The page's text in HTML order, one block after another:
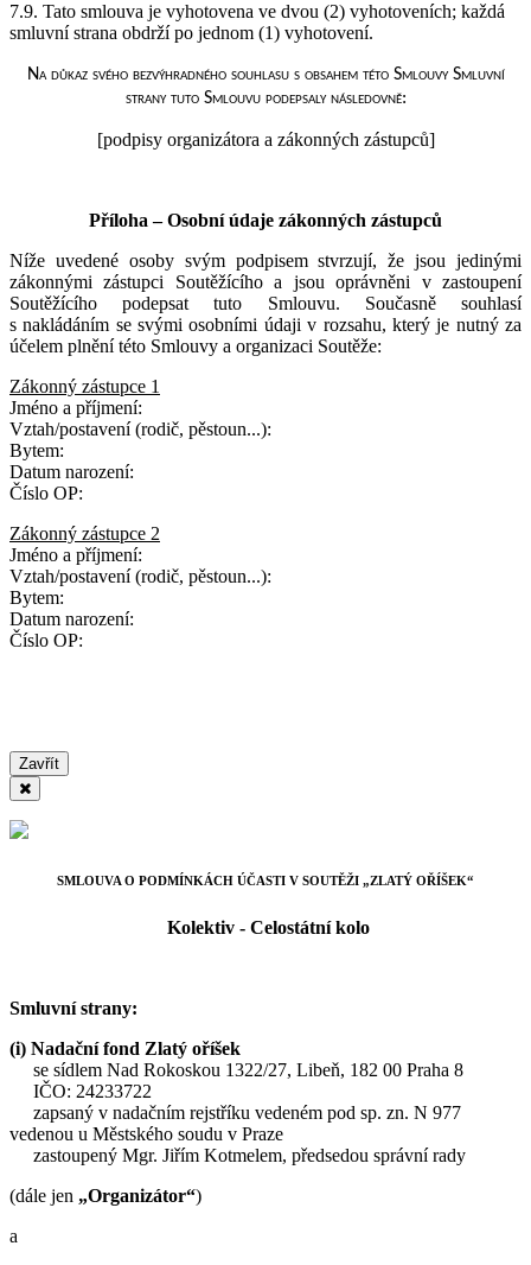
7.9. Tato smlouva je vyhotovena ve dvou (2) vyhotoveních; každá
smluvní strana obdrží po jednom (1) vyhotovení.
Na důkaz svého bezvýhradného souhlasu s obsahem této Smlouvy Smluvní
strany tuto Smlouvu podepsaly následovně:
[podpisy organizátora a zákonných zástupců]
Příloha – Osobní údaje zákonných zástupců
Níže uvedené osoby svým podpisem stvrzují, že jsou jedinými
zákonnými zástupci Soutěžícího a jsou oprávněni v zastoupení
Soutěžícího podepsat tuto Smlouvu. Současně souhlasí
s nakládáním se svými osobními údaji v rozsahu, který je nutný za
účelem plnění této Smlouvy a organizaci Soutěže:
Zákonný zástupce 1
Jméno a příjmení:
Vztah/postavení (rodič, pěstoun...):
Bytem:
Datum narození:
Číslo OP:
Zákonný zástupce 2
Jméno a příjmení:
Vztah/postavení (rodič, pěstoun...):
Bytem:
Datum narození:
Číslo OP:
Zavřít
SMLOUVA O PODMÍNKÁCH ÚČASTI V SOUTĚŽI „ZLATÝ OŘÍŠEK“
Kolektiv - Celostátní kolo
Smluvní strany:
(i) Nadační fond Zlatý oříšek
se sídlem Nad Rokoskou 1322/27, Libeň, 182 00 Praha 8
IČO: 24233722
zapsaný v nadačním rejstříku vedeném pod sp. zn. N 977
vedenou u Městského soudu v Praze
zastoupený Mgr. Jiřím Kotmelem, předsedou správní rady
(dále jen „Organizátor“)
a